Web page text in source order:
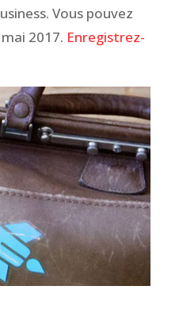
Vous pouvez
2017. Enregistrez-